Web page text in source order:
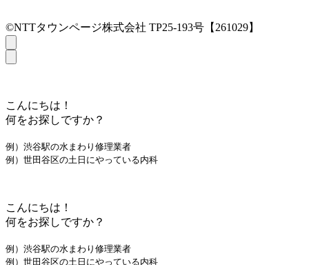
©NTTタウンページ株式会社 TP25-193号【261029】
こんにちは！
何をお探しですか？
例）渋谷駅の水まわり修理業者
例）世田谷区の土日にやっている内科
こんにちは！
何をお探しですか？
例）渋谷駅の水まわり修理業者
例）世田谷区の土日にやっている内科